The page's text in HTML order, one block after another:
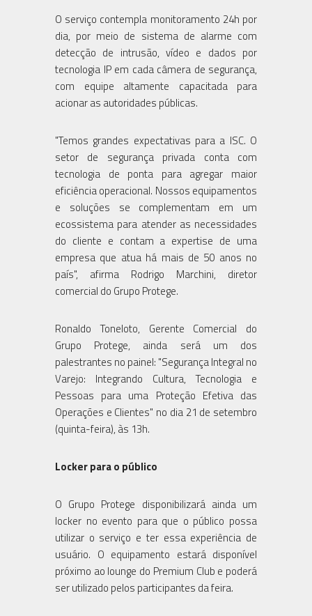
O serviço contempla monitoramento 24h por
dia, por meio de sistema de alarme com
detecção de intrusão, vídeo e dados por
tecnologia IP em cada câmera de segurança,
com equipe altamente capacitada para
acionar as autoridades públicas.
"Temos grandes expectativas para a ISC. O
setor de segurança privada conta com
tecnologia de ponta para agregar maior
eficiência operacional. Nossos equipamentos
e soluções se complementam em um
ecossistema para atender as necessidades
do cliente e contam a expertise de uma
empresa que atua há mais de 50 anos no
país", afirma Rodrigo Marchini, diretor
comercial do Grupo Protege.
Ronaldo Toneloto, Gerente Comercial do
Grupo Protege, ainda será um dos
palestrantes no painel: "Segurança Integral no
Varejo: Integrando Cultura, Tecnologia e
Pessoas para uma Proteção Efetiva das
Operações e Clientes" no dia 21 de setembro
(quinta-feira), às 13h.
Locker para o público
O Grupo Protege disponibilizará ainda um
locker no evento para que o público possa
utilizar o serviço e ter essa experiência de
usuário. O equipamento estará disponível
próximo ao lounge do Premium Club e poderá
ser utilizado pelos participantes da feira.